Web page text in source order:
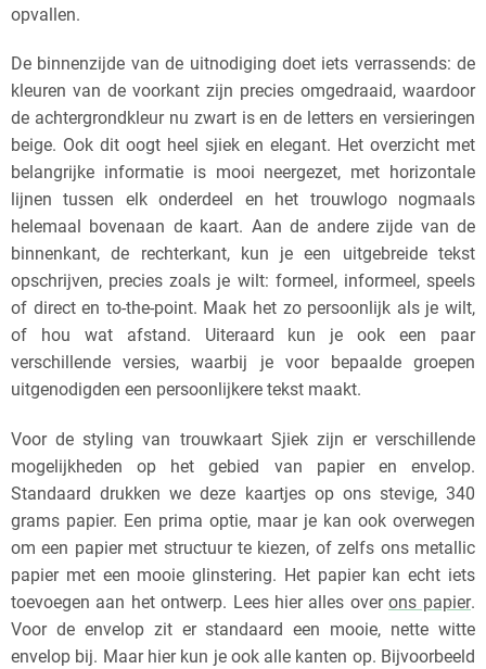
opvallen.
De binnenzijde van de uitnodiging doet iets verrassends: de
kleuren van de voorkant zijn precies omgedraaid, waardoor
de achtergrondkleur nu zwart is en de letters en versieringen
beige. Ook dit oogt heel sjiek en elegant. Het overzicht met
belangrijke informatie is mooi neergezet, met horizontale
lijnen tussen elk onderdeel en het trouwlogo nogmaals
helemaal bovenaan de kaart. Aan de andere zijde van de
binnenkant, de rechterkant, kun je een uitgebreide tekst
opschrijven, precies zoals je wilt: formeel, informeel, speels
of direct en to-the-point. Maak het zo persoonlijk als je wilt,
of hou wat afstand. Uiteraard kun je ook een paar
verschillende versies, waarbij je voor bepaalde groepen
uitgenodigden een persoonlijkere tekst maakt.
Voor de styling van trouwkaart Sjiek zijn er verschillende
mogelijkheden op het gebied van papier en envelop.
Standaard drukken we deze kaartjes op ons stevige, 340
grams papier. Een prima optie, maar je kan ook overwegen
om een papier met structuur te kiezen, of zelfs ons metallic
papier met een mooie glinstering. Het papier kan echt iets
toevoegen aan het ontwerp. Lees hier alles over ons papier.
Voor de envelop zit er standaard een mooie, nette witte
envelop bij. Maar hier kun je ook alle kanten op. Bijvoorbeeld